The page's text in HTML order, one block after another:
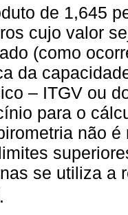
de 1,645
cujo valor
(como
da
– ITGV ou
para o
não
se utiliza a
.